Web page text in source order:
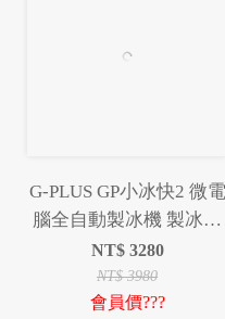
G-PLUS GP小冰快2 微電
腦全自動製冰機 製冰機
快速製冰
NT$ 3280
NT$3980
會員價???